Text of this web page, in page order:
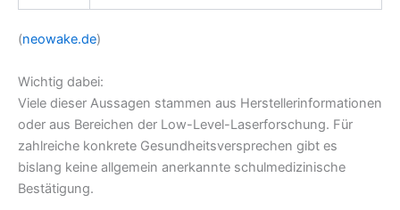
(neowake.de)
Wichtig dabei:
Viele dieser Aussagen stammen aus Herstellerinformationen
oder aus Bereichen der Low-Level-Laserforschung. Für
zahlreiche konkrete Gesundheitsversprechen gibt es
bislang keine allgemein anerkannte schulmedizinische
Bestätigung.